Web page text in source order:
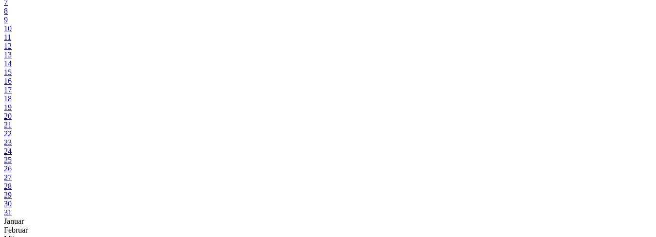
7
8
9
10
11
12
13
14
15
16
17
18
19
20
21
22
23
24
25
26
27
28
29
30
31
Januar
Februar